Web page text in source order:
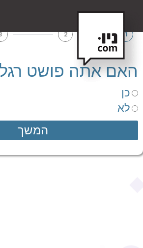
1
2
האם אתה פושט
כן
לא
המשך